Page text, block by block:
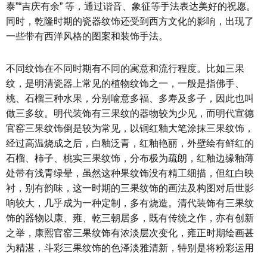
泰”“吉庆有余” 等，通过谐音、象征等手法表达美好的祝愿。
同时，乾隆时期的瓷器纹饰还受到西方文化的影响，出现了
一些带有西洋风格的图案和装饰手法。
不同纹饰在不同时期有不同的寓意和流行程度。比如三果
纹，是明清瓷器上常见的植物纹饰之一，一般是指佛手、
桃、石榴三种水果，分别喻意多福、多寿及多子，因此也叫
做三多纹。明代装饰有三果纹的器物较为少见，而明代宣德
官窑三果纹饰倒是较为常见，以铜红釉大笔涂抹三果纹饰，
经过高温烧成之后，白釉泛青，红釉艳丽，外壁绘有鲜红的
石榴、柿子、桃实三果纹饰，分布极为疏朗，红釉边缘釉薄
处带有浅青绿晕，虽然这种果纹饰没有精工细描，但红白映
衬，别有韵味，这一时期的三果纹饰的画法及构图对后世影
响较大，几乎成为一种定制，多有烧造。清代装饰有三果纹
饰的器物以康、雍、乾三朝居多，既有传统之作，亦有创新
之举，康熙官窑三果纹饰有浓淡层次变化，雍正时期绘画甚
为精湛，斗彩三果纹饰的色泽淡雅清新，特别是将粉彩运用